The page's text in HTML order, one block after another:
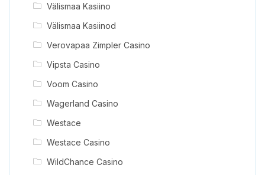
Välismaa Kasiino
Välismaa Kasiinod
Verovapaa Zimpler Casino
Vipsta Casino
Voom Casino
Wagerland Casino
Westace
Westace Casino
WildChance Casino